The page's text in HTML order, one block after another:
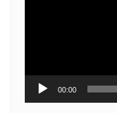
00:00